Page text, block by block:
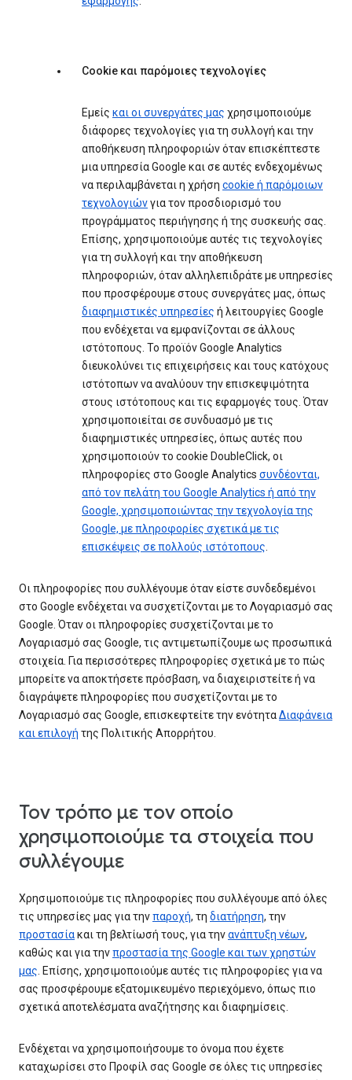
Cookie και παρόμοιες τεχνολογίες
Εμείς και οι συνεργάτες μας χρησιμοποιούμε
διάφορες τεχνολογίες για τη συλλογή και την
αποθήκευση πληροφοριών όταν επισκέπτεστε
μια υπηρεσία Google και σε αυτές ενδεχομένως
να περιλαμβάνεται η χρήση cookie ή παρόμοιων
τεχνολογιώνγια τον προσδιορισμό του
προγράμματος περιήγησης ή της συσκευής σας.
Επίσης, χρησιμοποιούμε αυτές τις τεχνολογίες
για τη συλλογή και την αποθήκευση
πληροφοριών, όταν αλληλεπιδράτε με υπηρεσίες
που προσφέρουμε στους συνεργάτες μας, όπως
διαφημιστικές υπηρεσίες ή λειτουργίες Google
που ενδέχεται να εμφανίζονται σε άλλους
ιστότοπους. Το προϊόν Google Analytics
διευκολύνει τις επιχειρήσεις και τους κατόχους
ιστότοπων να αναλύουν την επισκεψιμότητα
στους ιστότοπους και τις εφαρμογές τους. Όταν
χρησιμοποιείται σε συνδυασμό με τις
διαφημιστικές υπηρεσίες, όπως αυτές που
χρησιμοποιούν το cookie DoubleClick, οι
πληροφορίες στο Google Analytics συνδέονται,
από τον πελάτη του Google Analytics ή από την
Google, χρησιμοποιώντας την τεχνολογία της
Google, με πληροφορίες σχετικά με τις
επισκέψεις σε πολλούς ιστότοπους.
Οι πληροφορίες που συλλέγουμε όταν είστε συνδεδεμένοι
στο Google ενδέχεται να συσχετίζονται με το Λογαριασμό σας
Google. Όταν οι πληροφορίες συσχετίζονται με το
Λογαριασμό σας Google, τις αντιμετωπίζουμε ως προσωπικά
στοιχεία. Για περισσότερες πληροφορίες σχετικά με το πώς
μπορείτε να αποκτήσετε πρόσβαση, να διαχειριστείτε ή να
διαγράψετε πληροφορίες που συσχετίζονται με το
Λογαριασμό σας Google, επισκεφτείτε την ενότηταΔιαφάνεια
και επιλογή της Πολιτικής Απορρήτου.
Τον τρόπο με τον οποίο
χρησιμοποιούμε τα στοιχεία που
συλλέγουμε
Χρησιμοποιούμε τις πληροφορίες που συλλέγουμε από όλες
τις υπηρεσίες μας για τηνπαροχή, τη διατήρηση, την
προστασίακαι τη βελτίωσή τους, για τηνανάπτυξη νέων,
καθώς και για τηνπροστασία της Google και των χρηστών
μας. Επίσης, χρησιμοποιούμε αυτές τις πληροφορίες για να
σας προσφέρουμε εξατομικευμένο περιεχόμενο, όπως πιο
σχετικά αποτελέσματα αναζήτησης και διαφημίσεις.
Ενδέχεται να χρησιμοποιήσουμε το όνομα που έχετε
καταχωρίσει στο Προφίλ σας Google σε όλες τις υπηρεσίες